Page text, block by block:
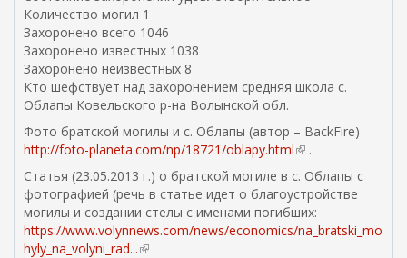
л
к
а
)
Количество могил 1
Захоронено всего 1046
Захоронено известных 1038
Захоронено неизвестных 8
Кто шефствует над захоронением средняя школа с.
Облапы Ковельского р-на Волынской обл.
Фото братской могилы и с. Облапы (автор – BackFire)
http://foto-planeta.com/np/18721/oblapy.html(
н
е
ш
н
.
Статья (23.05.2013 г.) о братской могиле в с. Облапы с
фотографией (речь в статье идет о благоустройстве
могилы и создании стелы с именами погибших:
https://www.volynnews.com/news/economics/na_bratski_mo
hyly_na_volyni_rad...(